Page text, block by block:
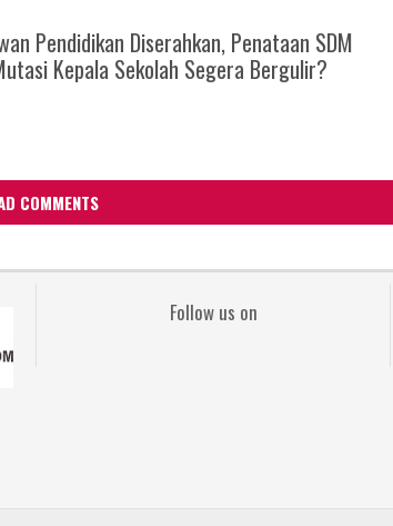
Pendidikan Diserahkan, Penataan SDM
Kepala Sekolah Segera Bergulir?
COMMENTS
Follow us on